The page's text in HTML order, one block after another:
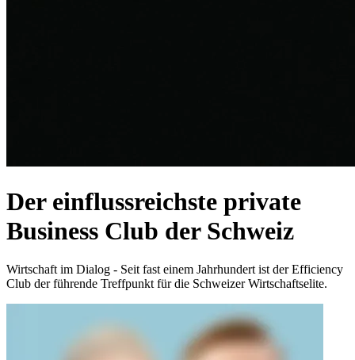
Der einfluss­reichste private
Business Club der Schweiz
Wirtschaft im Dialog - Seit fast einem Jahrhundert ist der Efficiency
Club der führende Treffpunkt für die Schweizer Wirtschaftselite.